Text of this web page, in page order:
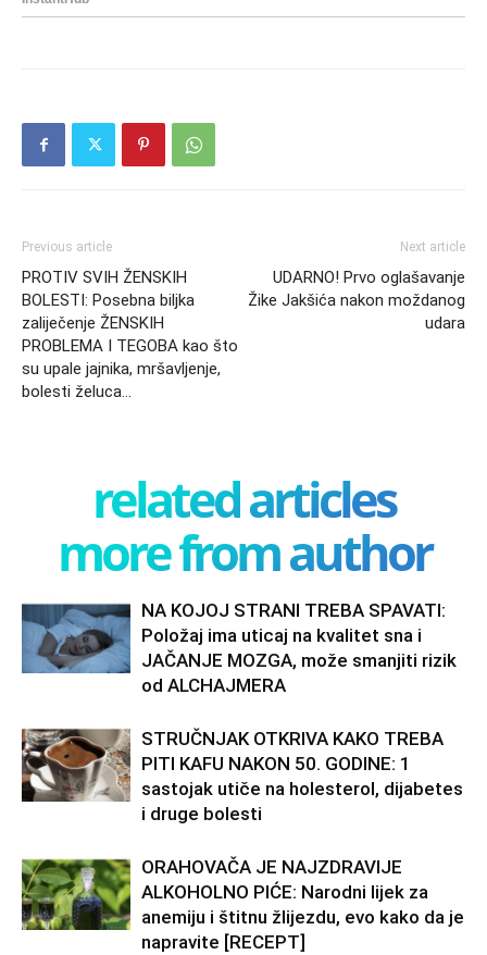
Previous article
PROTIV SVIH ŽENSKIH
BOLESTI: Posebna biljka
zaliječenje ŽENSKIH
PROBLEMA I TEGOBA kao što
su upale jajnika, mršavljenje,
bolesti želuca…
Next article
UDARNO! Prvo oglašavanje
Žike Jakšića nakon moždanog
udara
related articles
more from author
NA KOJOJ STRANI TREBA SPAVATI:
Položaj ima uticaj na kvalitet sna i
JAČANJE MOZGA, može smanjiti rizik
od ALCHAJMERA
STRUČNJAK OTKRIVA KAKO TREBA
PITI KAFU NAKON 50. GODINE: 1
sastojak utiče na holesterol, dijabetes
i druge bolesti
ORAHOVAČA JE NAJZDRAVIJE
ALKOHOLNO PIĆE: Narodni lijek za
anemiju i štitnu žlijezdu, evo kako da je
napravite [RECEPT]